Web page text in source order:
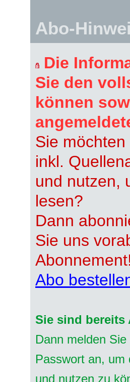
Abo-
Die
Sie den
können
Sie
inkl.
und nutzen,
lesen?
Dann
Sie uns
Abo
Sie sind bereits
Dann melden
Passwort an, um
und nutzen zu